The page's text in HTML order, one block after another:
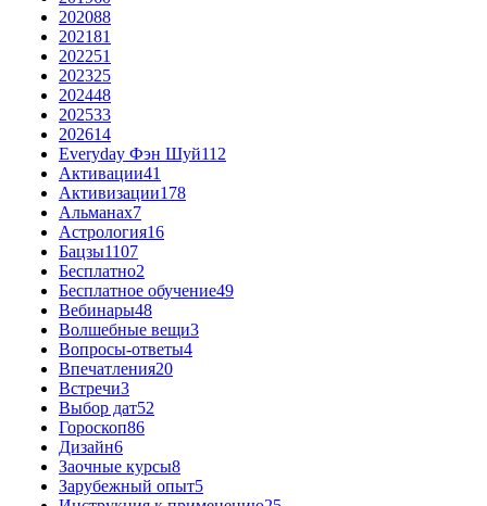
202088
202181
202251
202325
202448
202533
202614
Everyday Фэн Шуй112
Активации41
Активизации178
Альманах7
Астрология16
Бацзы1107
Бесплатно2
Бесплатное обучение49
Вебинары48
Волшебные вещи3
Вопросы-ответы4
Впечатления20
Встречи3
Выбор дат52
Гороскоп86
Дизайн6
Заочные курсы8
Зарубежный опыт5